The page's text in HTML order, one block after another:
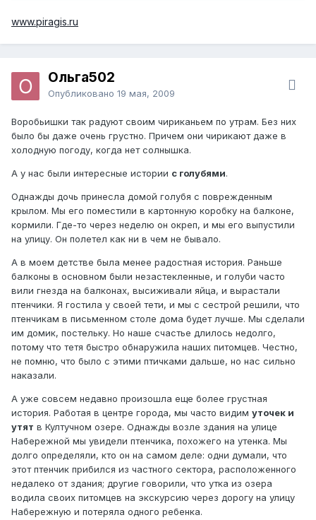
www.piragis.ru
Ольга502
Опубликовано 19 мая, 2009
Воробьишки так радуют своим чириканьем по утрам. Без них
было бы даже очень грустно. Причем они чирикают даже в
холодную погоду, когда нет солнышка.
А у нас были интересные истории с голубями.
Однажды дочь принесла домой голубя с поврежденным
крылом. Мы его поместили в картонную коробку на балконе,
кормили. Где-то через неделю он окреп, и мы его выпустили
на улицу. Он полетел как ни в чем не бывало.
А в моем детстве была менее радостная история. Раньше
балконы в основном были незастекленные, и голуби часто
вили гнезда на балконах, высиживали яйца, и вырастали
птенчики. Я гостила у своей тети, и мы с сестрой решили, что
птенчикам в письменном столе дома будет лучше. Мы сделали
им домик, постельку. Но наше счастье длилось недолго,
потому что тетя быстро обнаружила наших питомцев. Честно,
не помню, что было с этими птичками дальше, но нас сильно
наказали.
А уже совсем недавно произошла еще более грустная
история. Работая в центре города, мы часто видим уточек и
утят в Култучном озере. Однажды возле здания на улице
Набережной мы увидели птенчика, похожего на утенка. Мы
долго определяли, кто он на самом деле: одни думали, что
этот птенчик прибился из частного сектора, расположенного
недалеко от здания; другие говорили, что утка из озера
водила своих питомцев на экскурсию через дорогу на улицу
Набережную и потеряла одного ребенка.